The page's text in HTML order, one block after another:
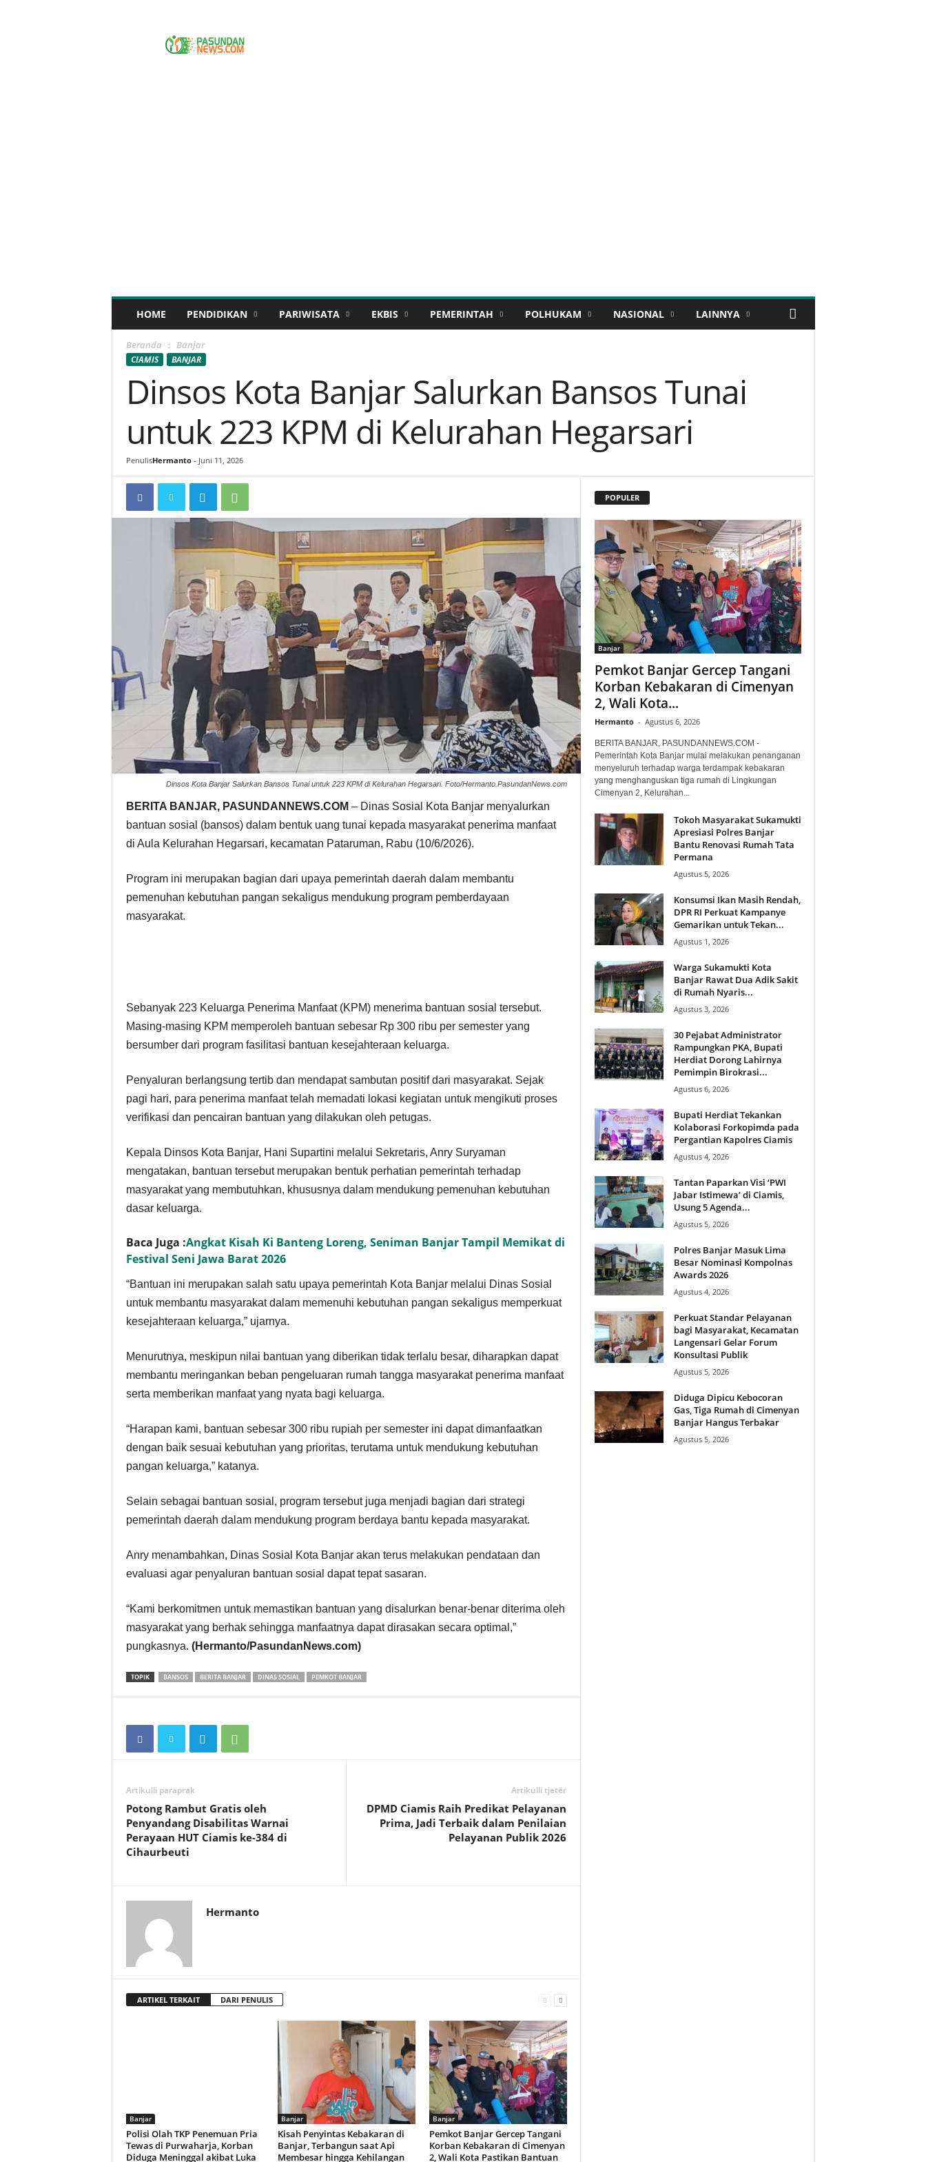
HOME PENDIDIKAN PARIWISATA EKBIS PEMERINTAH POLHUKAM NASIONAL LAINNYA
Beranda Banjar
CIAMIS BANJAR
Dinsos Kota Banjar Salurkan Bansos Tunai
untuk 223 KPM di Kelurahan Hegarsari
PenulisHermanto- Juni 11, 2026
Dinsos Kota Banjar Salurkan Bansos Tunai untuk 223 KPM di Kelurahan Hegarsari. Foto/Hermanto.PasundanNews.com
BERITA BANJAR, PASUNDANNEWS.COM – Dinas Sosial Kota Banjar menyalurkan
bantuan sosial (bansos) dalam bentuk uang tunai kepada masyarakat penerima manfaat
di Aula Kelurahan Hegarsari, kecamatan Pataruman, Rabu (10/6/2026).
Program ini merupakan bagian dari upaya pemerintah daerah dalam membantu
pemenuhan kebutuhan pangan sekaligus mendukung program pemberdayaan
masyarakat.
Sebanyak 223 Keluarga Penerima Manfaat (KPM) menerima bantuan sosial tersebut.
Masing-masing KPM memperoleh bantuan sebesar Rp 300 ribu per semester yang
bersumber dari program fasilitasi bantuan kesejahteraan keluarga.
Penyaluran berlangsung tertib dan mendapat sambutan positif dari masyarakat. Sejak
pagi hari, para penerima manfaat telah memadati lokasi kegiatan untuk mengikuti proses
verifikasi dan pencairan bantuan yang dilakukan oleh petugas.
Kepala Dinsos Kota Banjar, Hani Supartini melalui Sekretaris, Anry Suryaman
mengatakan, bantuan tersebut merupakan bentuk perhatian pemerintah terhadap
masyarakat yang membutuhkan, khususnya dalam mendukung pemenuhan kebutuhan
dasar keluarga.
Baca Juga :Angkat Kisah Ki Banteng Loreng, Seniman Banjar Tampil Memikat di
Festival Seni Jawa Barat 2026
“Bantuan ini merupakan salah satu upaya pemerintah Kota Banjar melalui Dinas Sosial
untuk membantu masyarakat dalam memenuhi kebutuhan pangan sekaligus memperkuat
kesejahteraan keluarga,” ujarnya.
Menurutnya, meskipun nilai bantuan yang diberikan tidak terlalu besar, diharapkan dapat
membantu meringankan beban pengeluaran rumah tangga masyarakat penerima manfaat
serta memberikan manfaat yang nyata bagi keluarga.
“Harapan kami, bantuan sebesar 300 ribu rupiah per semester ini dapat dimanfaatkan
dengan baik sesuai kebutuhan yang prioritas, terutama untuk mendukung kebutuhan
pangan keluarga,” katanya.
Selain sebagai bantuan sosial, program tersebut juga menjadi bagian dari strategi
pemerintah daerah dalam mendukung program berdaya bantu kepada masyarakat.
Anry menambahkan, Dinas Sosial Kota Banjar akan terus melakukan pendataan dan
evaluasi agar penyaluran bantuan sosial dapat tepat sasaran.
“Kami berkomitmen untuk memastikan bantuan yang disalurkan benar-benar diterima oleh
masyarakat yang berhak sehingga manfaatnya dapat dirasakan secara optimal,”
pungkasnya. (Hermanto/PasundanNews.com)
TOPIK BANSOS BERITA BANJAR DINAS SOSIAL PEMKOT BANJAR
Artikulli paraprak
Potong Rambut Gratis oleh
Penyandang Disabilitas Warnai
Perayaan HUT Ciamis ke-384 di
Cihaurbeuti
Artikulli tjetër
DPMD Ciamis Raih Predikat Pelayanan
Prima, Jadi Terbaik dalam Penilaian
Pelayanan Publik 2026
Hermanto
ARTIKEL TERKAIT DARI PENULIS
Banjar
Polisi Olah TKP Penemuan Pria
Tewas di Purwaharja, Korban
Diduga Meninggal akibat Luka
Banjar
Kisah Penyintas Kebakaran di
Banjar, Terbangun saat Api
Membesar hingga Kehilangan
Banjar
Pemkot Banjar Gercep Tangani
Korban Kebakaran di Cimenyan
2, Wali Kota Pastikan Bantuan
POPULER
Banjar
Pemkot Banjar Gercep Tangani
Korban Kebakaran di Cimenyan
2, Wali Kota...
Hermanto - Agustus 6, 2026
BERITA BANJAR, PASUNDANNEWS.COM -
Pemerintah Kota Banjar mulai melakukan penanganan
menyeluruh terhadap warga terdampak kebakaran
yang menghanguskan tiga rumah di Lingkungan
Cimenyan 2, Kelurahan...
Tokoh Masyarakat Sukamukti
Apresiasi Polres Banjar
Bantu Renovasi Rumah Tata
Permana
Agustus 5, 2026
Konsumsi Ikan Masih Rendah,
DPR RI Perkuat Kampanye
Gemarikan untuk Tekan...
Agustus 1, 2026
Warga Sukamukti Kota
Banjar Rawat Dua Adik Sakit
di Rumah Nyaris...
Agustus 3, 2026
30 Pejabat Administrator
Rampungkan PKA, Bupati
Herdiat Dorong Lahirnya
Pemimpin Birokrasi...
Agustus 6, 2026
Bupati Herdiat Tekankan
Kolaborasi Forkopimda pada
Pergantian Kapolres Ciamis
Agustus 4, 2026
Tantan Paparkan Visi ‘PWI
Jabar Istimewa’ di Ciamis,
Usung 5 Agenda...
Agustus 5, 2026
Polres Banjar Masuk Lima
Besar Nominasi Kompolnas
Awards 2026
Agustus 4, 2026
Perkuat Standar Pelayanan
bagi Masyarakat, Kecamatan
Langensari Gelar Forum
Konsultasi Publik
Agustus 5, 2026
Diduga Dipicu Kebocoran
Gas, Tiga Rumah di Cimenyan
Banjar Hangus Terbakar
Agustus 5, 2026